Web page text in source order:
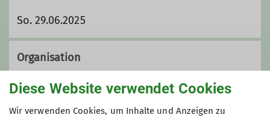
So. 29.06.2025
Organisation
Margit Hagmeyer
Diese Website verwendet Cookies
Wir verwenden Cookies, um Inhalte und Anzeigen zu